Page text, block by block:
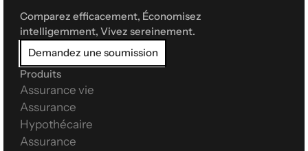
Comparez efficacement, Économisez
intelligemment, Vivez sereinement.
Demandez une soumission
Produits
Assurance vie
Assurance
Hypothécaire
Assurance